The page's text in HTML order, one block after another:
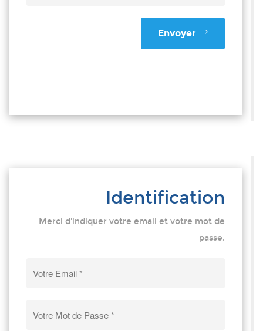
Envoyer
Identification
Merci d'indiquer votre email et votre mot de
passe.